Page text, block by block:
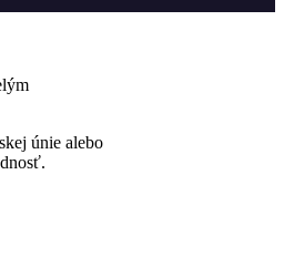
únie alebo